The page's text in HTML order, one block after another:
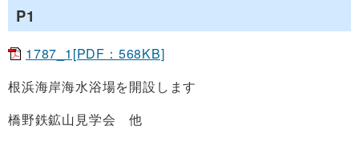
P1
1787_1[PDF：568KB]
根浜海岸海水浴場を開設します
橋野鉄鉱山見学会 他